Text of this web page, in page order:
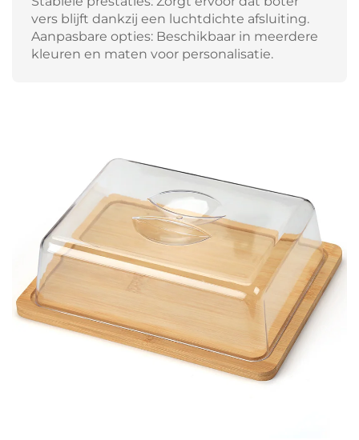
vers blijft dankzij een luchtdichte afsluiting.
Aanpasbare opties: Beschikbaar in meerdere
kleuren en maten voor personalisatie.